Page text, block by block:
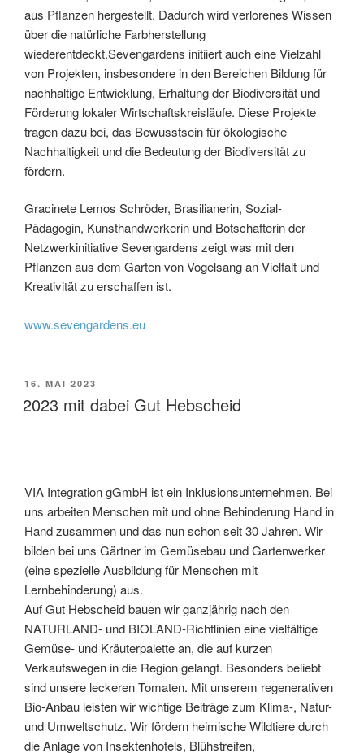
aus Pflanzen hergestellt. Dadurch wird verlorenes Wissen
über die natürliche Farbherstellung
wiederentdeckt.Sevengardens initiiert auch eine Vielzahl
von Projekten, insbesondere in den Bereichen Bildung für
nachhaltige Entwicklung, Erhaltung der Biodiversität und
Förderung lokaler Wirtschaftskreisläufe. Diese Projekte
tragen dazu bei, das Bewusstsein für ökologische
Nachhaltigkeit und die Bedeutung der Biodiversität zu
fördern.
Gracinete Lemos Schröder, Brasilianerin, Sozial-
Pädagogin, Kunsthandwerkerin und Botschafterin der
Netzwerkinitiative Sevengardens zeigt was mit den
Pflanzen aus dem Garten von Vogelsang an Vielfalt und
Kreativität zu erschaffen ist.
www.sevengardens.eu
VERÖFFENTLICHT
AM
16. MAI 2023
2023 mit dabei Gut Hebscheid
VIA Integration gGmbH ist ein Inklusionsunternehmen. Bei
uns arbeiten Menschen mit und ohne Behinderung Hand in
Hand zusammen und das nun schon seit 30 Jahren. Wir
bilden bei uns Gärtner im Gemüsebau und Gartenwerker
(eine spezielle Ausbildung für Menschen mit
Lernbehinderung) aus.
Auf Gut Hebscheid bauen wir ganzjährig nach den
NATURLAND- und BIOLAND-Richtlinien eine vielfältige
Gemüse- und Kräuterpalette an, die auf kurzen
Verkaufswegen in die Region gelangt. Besonders beliebt
sind unsere leckeren Tomaten. Mit unserem regenerativen
Bio-Anbau leisten wir wichtige Beiträge zum Klima-, Natur-
und Umweltschutz. Wir fördern heimische Wildtiere durch
die Anlage von Insektenhotels, Blühstreifen,